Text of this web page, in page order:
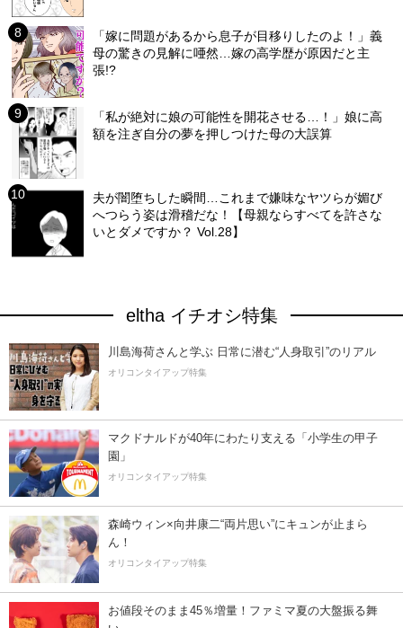
「嫁に問題があるから息子が目移りしたのよ！」義
母の驚きの見解に唖然…嫁の高学歴が原因だと主
張!?
「私が絶対に娘の可能性を開花させる…！」娘に高
額を注ぎ自分の夢を押しつけた母の大誤算
夫が闇堕ちした瞬間…これまで嫌味なヤツらが媚び
へつらう姿は滑稽だな！【母親ならすべてを許さな
いとダメですか？ Vol.28】
eltha イチオシ特集
川島海荷さんと学ぶ 日常に潜む“人身取引”のリアル
オリコンタイアップ特集
マクドナルドが40年にわたり支える「小学生の甲子
園」
オリコンタイアップ特集
森崎ウィン×向井康二“両片思い”にキュンが止まら
ん！
オリコンタイアップ特集
お値段そのまま45％増量！ファミマ夏の大盤振る舞